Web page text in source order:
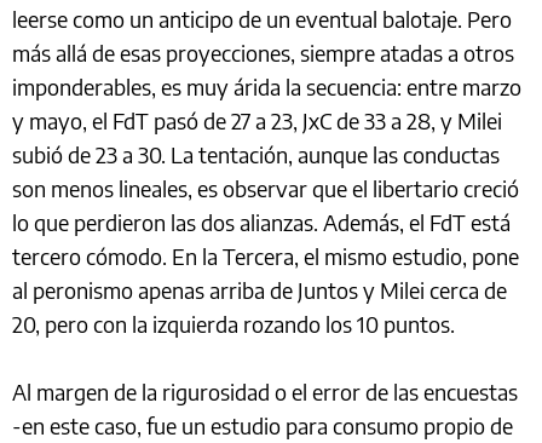
leerse como un anticipo de un eventual balotaje. Pero
más allá de esas proyecciones, siempre atadas a otros
imponderables, es muy árida la secuencia: entre marzo
y mayo, el FdT pasó de 27 a 23, JxC de 33 a 28, y Milei
subió de 23 a 30. La tentación, aunque las conductas
son menos lineales, es observar que el libertario creció
lo que perdieron las dos alianzas. Además, el FdT está
tercero cómodo. En la Tercera, el mismo estudio, pone
al peronismo apenas arriba de Juntos y Milei cerca de
20, pero con la izquierda rozando los 10 puntos.
Al margen de la rigurosidad o el error de las encuestas
-en este caso, fue un estudio para consumo propio de